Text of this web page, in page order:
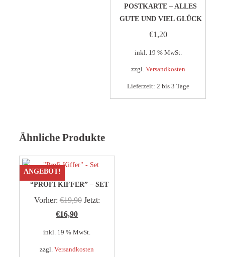
POSTKARTE – ALLES
GUTE UND VIEL GLÜCK
€1,20
inkl. 19 % MwSt.
zzgl. Versandkosten
Lieferzeit: 2 bis 3 Tage
Ähnliche Produkte
ANGEBOT!
“PROFI KIFFER” – SET
Vorher: €19,90 Ursprünglicher
Jetzt:
€16,90Aktueller
inkl. 19 % MwSt.
zzgl.Versandkosten